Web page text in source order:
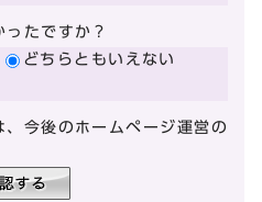
たですか？
どちらともいえない
今後のホームページ運営の